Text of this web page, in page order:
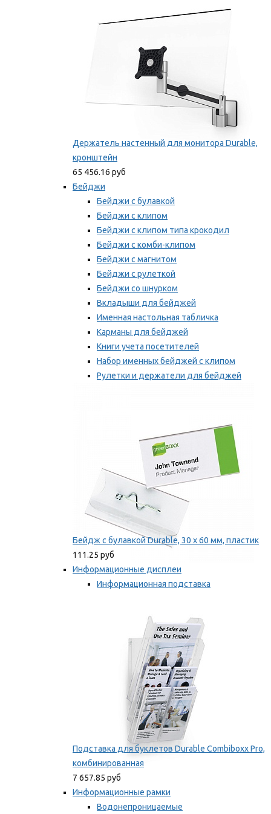
Держатель настенный для монитора Durable,
кронштейн
65 456.16 руб
Бейджи
Бейджи с булавкой
Бейджи с клипом
Бейджи с клипом типа крокодил
Бейджи с комби-клипом
Бейджи с магнитом
Бейджи с рулеткой
Бейджи со шнурком
Вкладыши для бейджей
Именная настольная табличка
Карманы для бейджей
Книги учета посетителей
Набор именных бейджей с клипом
Рулетки и держатели для бейджей
Бейдж с булавкой Durable, 30 х 60 мм, пластик
111.25 руб
Информационные дисплеи
Информационная подставка
Подставка для буклетов Durable Combiboxx Pro,
комбинированная
7 657.85 руб
Информационные рамки
Водонепроницаемые